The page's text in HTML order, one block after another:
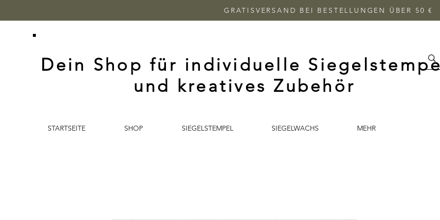
GRATISVERSAND BEI BESTELLUNGEN ÜBER 50 €
Dein Shop für individuelle
und kreatives Zubehör
STARTSEITE SHOP SIEGELSTEMPEL SIEGELWACHS MEHR